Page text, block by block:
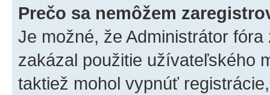
Prečo sa nemôžem
Je možné, že Administrátor
zakázal použitie užívateľského
taktiež mohol vypnúť